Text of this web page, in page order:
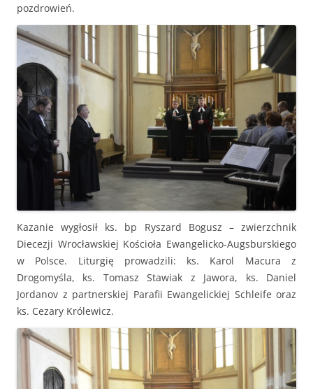
pozdrowień.
Kazanie wygłosił ks. bp Ryszard Bogusz – zwierzchnik
Diecezji Wrocławskiej Kościoła Ewangelicko-Augsburskiego
w Polsce. Liturgię prowadzili: ks. Karol Macura z
Drogomyśla, ks. Tomasz Stawiak z Jawora, ks. Daniel
Jordanov z partnerskiej Parafii Ewangelickiej Schleife oraz
ks. Cezary Królewicz.